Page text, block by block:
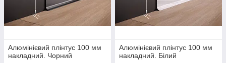
Алюмінієвий плінтус 100 мм
накладний. Чорний
Алюмінієвий плінтус 100 мм
накладний. Білий